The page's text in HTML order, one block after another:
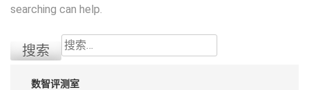
searching can help.
搜
索：
数智评测室